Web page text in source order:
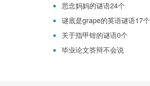
思念妈妈的谜语24个
谜底是grape的英语谜语17个
关于指甲钳的谜语0个
毕业论文答辩不会说